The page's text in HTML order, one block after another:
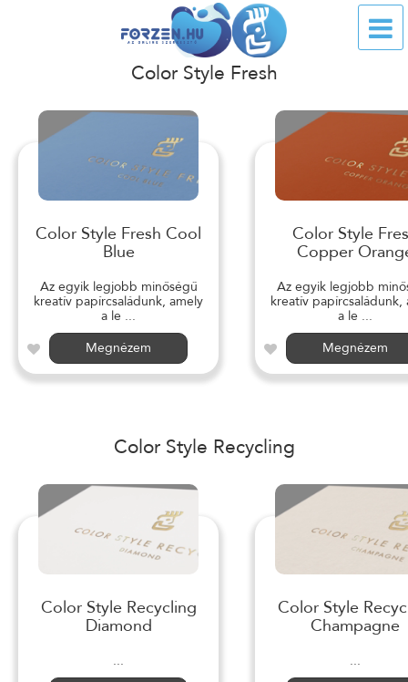
Color Style Fresh
Color Style Fresh Cool
Blue
Az egyik legjobb minőségű
kreatív papírcsaládunk, amely
a le ...
Megnézem
Color Style
Copper
Az egyik legjobb
kreatív papírcsaládunk,
a le ...
Megnézem
Color Style Recycling
Color Style Recycling
Diamond
...
Color Style
Champagne
...